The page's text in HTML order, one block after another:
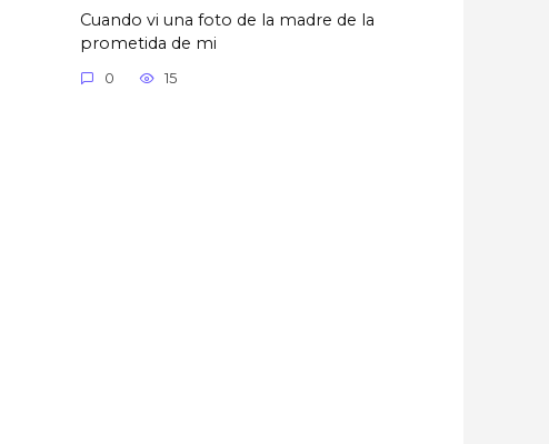
Cuando vi una foto de la madre de la
prometida de mi
0 15